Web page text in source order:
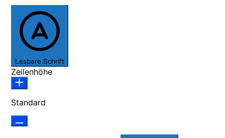
Lesbare Schrift
Zeilenhöhe
Standard